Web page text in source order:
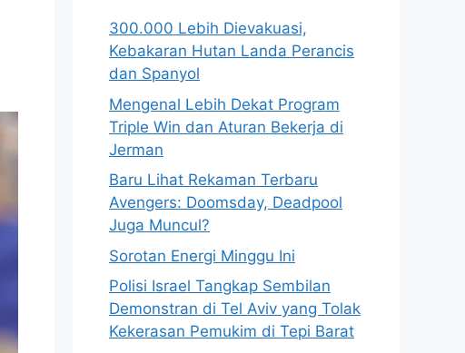
300.000 Lebih Dievakuasi,
Kebakaran Hutan Landa Perancis
dan Spanyol
Mengenal Lebih Dekat Program
Triple Win dan Aturan Bekerja di
Jerman
Baru Lihat Rekaman Terbaru
Avengers: Doomsday, Deadpool
Juga Muncul?
Sorotan Energi Minggu Ini
Polisi Israel Tangkap Sembilan
Demonstran di Tel Aviv yang Tolak
Kekerasan Pemukim di Tepi Barat